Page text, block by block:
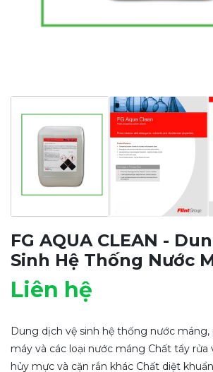
FG AQUA CLEAN -
Sinh Hệ Thống Nước
Liên hệ
Dung dịch vệ sinh hệ thống nước
máy và các loại nước máng Chất tẩy rửa
hủy mực và cặn rắn khác Chất diệt